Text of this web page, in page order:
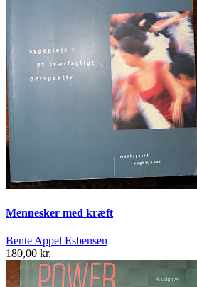
Mennesker med kræft
Bente Appel Esbensen
180,00 kr.